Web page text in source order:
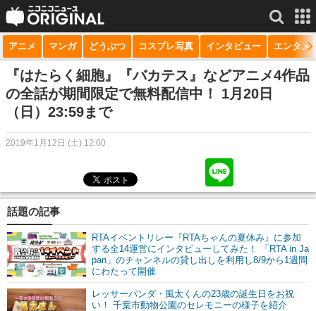
サービス一覧 もっと見る
niconico
動画
生放送
マンガ
ニコニコQ
アニメ マンガ どうぶつ コスプレ写真 インタビュー エンタメ
『はたらく細胞』『バカテス』などアニメ4作品
の全話が期間限定で無料配信中！ 1月20日
（日）23:59まで
2019年1月12日 (土) 12:00
話題の記事
RTAイベントリレー『RTAちゃんの夏休み』に参加
する全14運営にインタビューしてみた！ 「RTA in Ja
pan」のチャンネルの貸し出しを利用し8/9から1週間
にわたって開催
レッサーパンダ・風太くんの23歳の誕生日をお祝
い！ 千葉市動物公園のセレモニーの様子を紹介